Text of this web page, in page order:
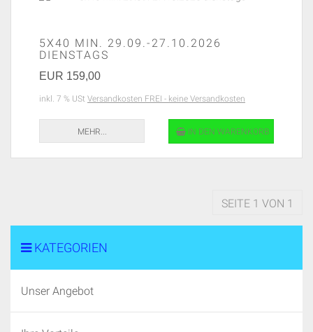
5X40 MIN. 29.09.-27.10.2026
DIENSTAGS
EUR 159,00
inkl. 7 % USt Versandkosten FREI - keine Versandkosten
MEHR... IN DEN WARENKORB
SEITE 1 VON 1
KATEGORIEN
Unser Angebot